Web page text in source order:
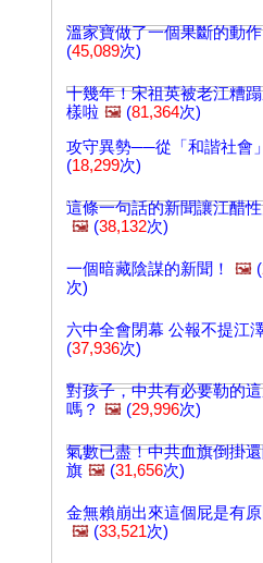
溫家寶做了一個果斷的動作
(45,089次)
十幾年！宋祖英被老江糟
樣啦 🖼️ (81,364次)
攻守異勢──從「和諧社會
(18,299次)
這條一句話的新聞讓江醋
🖼️ (38,132次)
一個暗藏陰謀的新聞！ 🖼️ (
次)
六中全會閉幕 公報不提江
(37,936次)
對孩子，中共有必要勒的
嗎？ 🖼️ (29,996次)
氣數已盡！中共血旗倒掛
旗 🖼️ (31,656次)
金無賴崩出來這個屁是有
🖼️ (33,521次)